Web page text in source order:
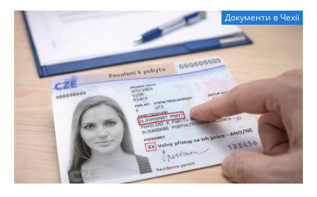
Документи в Чехії